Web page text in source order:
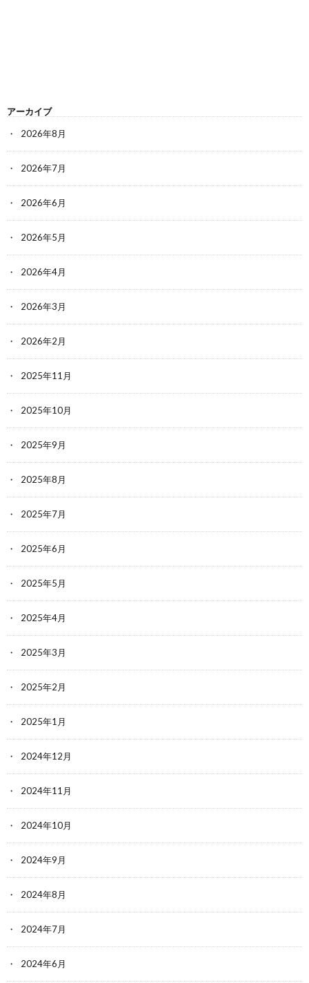
アーカイブ
2026年8月
2026年7月
2026年6月
2026年5月
2026年4月
2026年3月
2026年2月
2025年11月
2025年10月
2025年9月
2025年8月
2025年7月
2025年6月
2025年5月
2025年4月
2025年3月
2025年2月
2025年1月
2024年12月
2024年11月
2024年10月
2024年9月
2024年8月
2024年7月
2024年6月